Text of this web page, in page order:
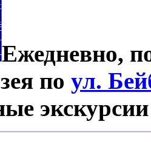
Ежедневно,
поул.